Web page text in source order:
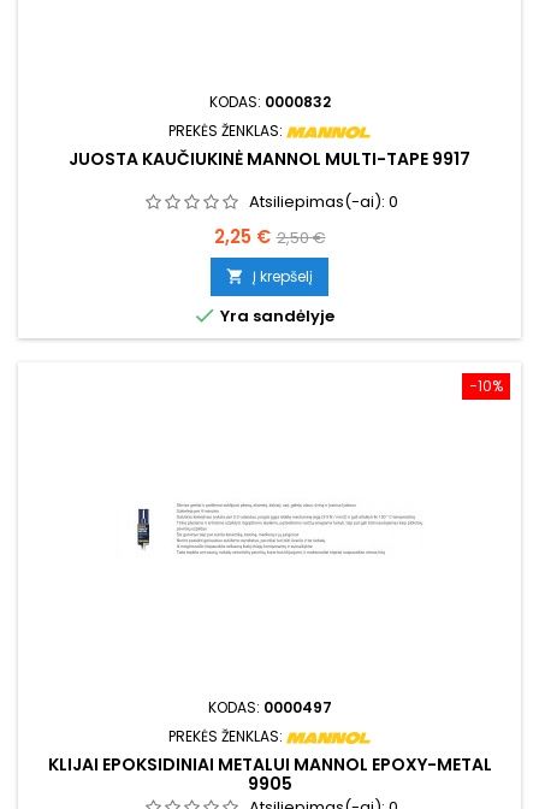
KODAS: 0000832
PREKĖS ŽENKLAS:
JUOSTA KAUČIUKINĖ MANNOL MULTI-TAPE 9917
Atsiliepimas(-ai): 0
Kaina
2,25 € Bazinė
kaina
2,50 €
 Į krepšelį
 Yra sandėlyje
−10%
KODAS: 0000497
PREKĖS ŽENKLAS:
KLIJAI EPOKSIDINIAI METALUI MANNOL EPOXY-METAL
9905